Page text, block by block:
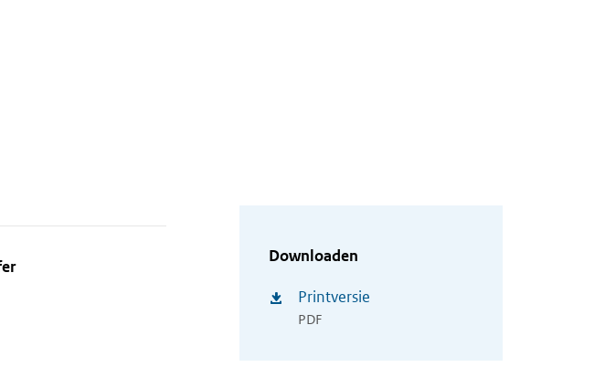
Downloaden
Printversie
PDF